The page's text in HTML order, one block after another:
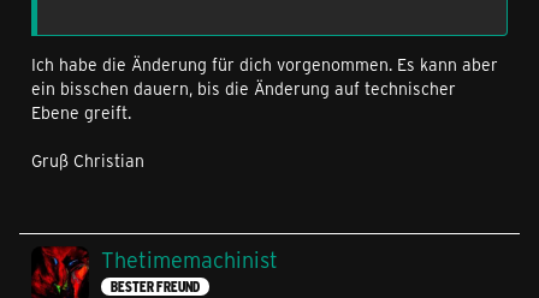
Ich habe die Änderung für dich vorgenommen. Es kann aber
ein bisschen dauern, bis die Änderung auf technischer
Ebene greift.
Gruß Christian
Thetimemachinist
BESTER FREUND